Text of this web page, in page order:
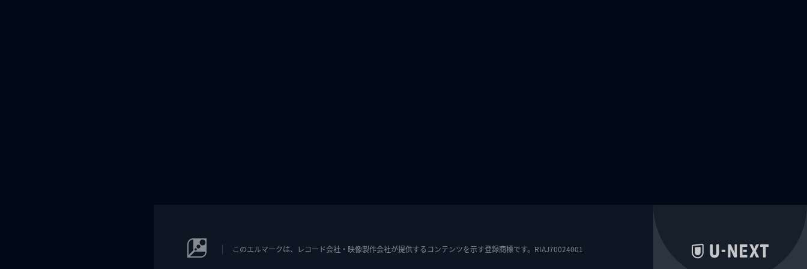
このエルマークは、レコード会社・映像製作会社が提供するコンテンツを示す登録商標です。RIAJ70024001